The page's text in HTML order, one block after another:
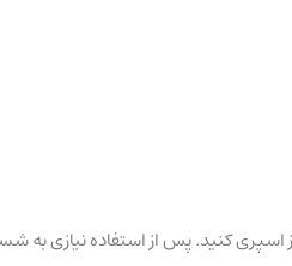
اسپری کنید. پس از استفاده نیازی